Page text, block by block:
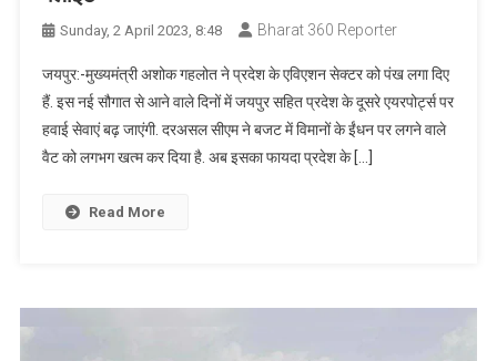
Sunday, 2 April 2023, 8:48 Bharat 360 Reporter
जयपुर:-मुख्यमंत्री अशोक गहलोत ने प्रदेश के एविएशन सेक्टर को पंख लगा दिए
हैं. इस नई सौगात से आने वाले दिनों में जयपुर सहित प्रदेश के दूसरे एयरपोर्ट्स पर
हवाई सेवाएं बढ़ जाएंगी. दरअसल सीएम ने बजट में विमानों के ईंधन पर लगने वाले
वैट को लगभग खत्म कर दिया है. अब इसका फायदा प्रदेश के […]
Read More